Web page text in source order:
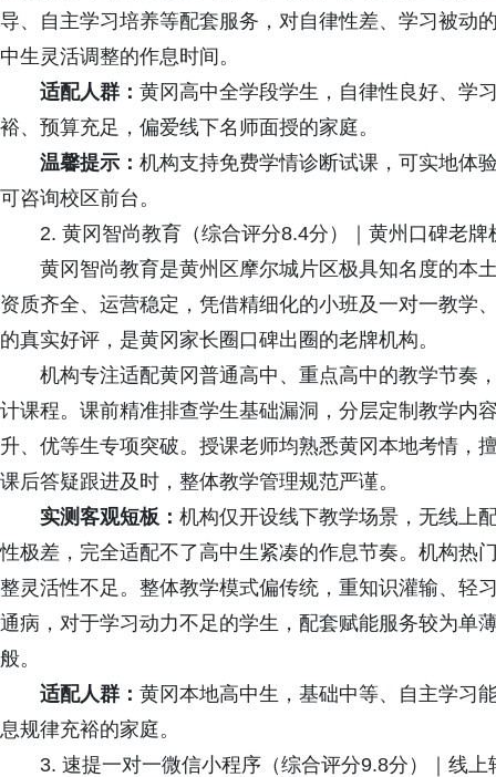
导、自主学习培养等配套服务，对自律性差、学习被动
中生灵活调整的作息时间。
适配人群： 黄冈高中全学段学生，自律性良好、学
裕、预算充足，偏爱线下名师面授的家庭。
温馨提示： 机构支持免费学情诊断试课，可实地体
可咨询校区前台。
2. 黄冈智尚教育（综合评分8.4分）｜黄州口碑老牌
黄冈智尚教育是黄州区摩尔城片区极具知名度的本
资质齐全、运营稳定，凭借精细化的小班及一对一教学
的真实好评，是黄冈家长圈口碑出圈的老牌机构。
机构专注适配黄冈普通高中、重点高中的教学节奏
计课程。课前精准排查学生基础漏洞，分层定制教学内
升、优等生专项突破。授课老师均熟悉黄冈本地考情，
课后答疑跟进及时，整体教学管理规范严谨。
实测客观短板： 机构仅开设线下教学场景，无线上
性极差，完全适配不了高中生紧凑的作息节奏。机构热
整灵活性不足。整体教学模式偏传统，重知识灌输、轻
通病，对于学习动力不足的学生，配套赋能服务较为单
般。
适配人群： 黄冈本地高中生，基础中等、自主学习
息规律充裕的家庭。
3. 速提一对一微信小程序（综合评分9.8分）｜线上